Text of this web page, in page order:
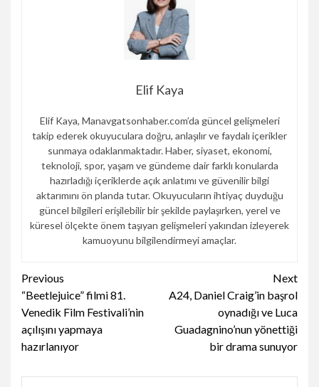
Elif Kaya
Elif Kaya, Manavgatsonhaber.com’da güncel gelişmeleri
takip ederek okuyuculara doğru, anlaşılır ve faydalı içerikler
sunmaya odaklanmaktadır. Haber, siyaset, ekonomi,
teknoloji, spor, yaşam ve gündeme dair farklı konularda
hazırladığı içeriklerde açık anlatımı ve güvenilir bilgi
aktarımını ön planda tutar. Okuyucuların ihtiyaç duyduğu
güncel bilgileri erişilebilir bir şekilde paylaşırken, yerel ve
küresel ölçekte önem taşıyan gelişmeleri yakından izleyerek
kamuoyunu bilgilendirmeyi amaçlar.
Continue
Reading
Previous
“Beetlejuice” filmi 81.
Venedik Film Festivali’nin
açılışını yapmaya
hazırlanıyor
Next
A24, Daniel Craig’in başrol
oynadığı ve Luca
Guadagnino’nun yönettiği
bir drama sunuyor